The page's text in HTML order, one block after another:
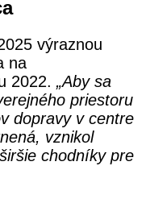
výraznou
na
2022. „Aby sa
priestoru
dopravy v centre
vznikol
chodníky pre